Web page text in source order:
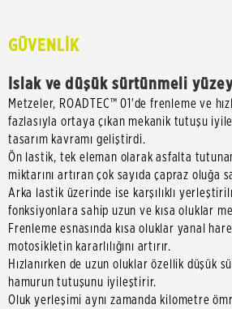
GÜVENLİK
Islak ve düşük sürtünmeli
Metzeler, ROADTEC™ 01'de frenleme ve
fazlasıyla ortaya çıkan mekanik tutuşu
tasarım kavramı geliştirdi.
Ön lastik, tek eleman olarak asfalta
miktarını artıran çok sayıda çapraz oluğa
Arka lastik üzerinde ise karşılıklı
fonksiyonlara sahip uzun ve kısa oluklar
Frenleme esnasında kısa oluklar yanal
motosikletin kararlılığını artırır.
Hızlanırken de uzun oluklar özellik düşük
hamurun tutuşunu iyileştirir.
Oluk yerleşimi aynı zamanda kilometre